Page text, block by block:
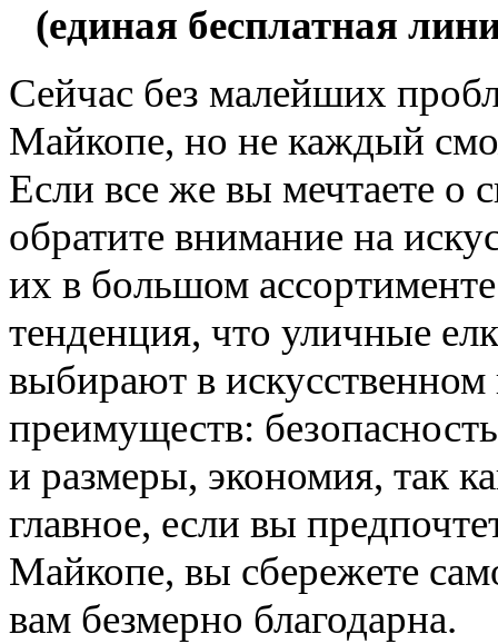
(единая бесплатная
Сейчас без малейших
Майкопе, но не каждый
Если все же вы мечтаете
обратите внимание на
их в большом
тенденция, что уличные
выбирают в искусственном
преимуществ:
и размеры, экономия, так
главное, если вы
Майкопе, вы сбережете
вам безмерно благодарна.